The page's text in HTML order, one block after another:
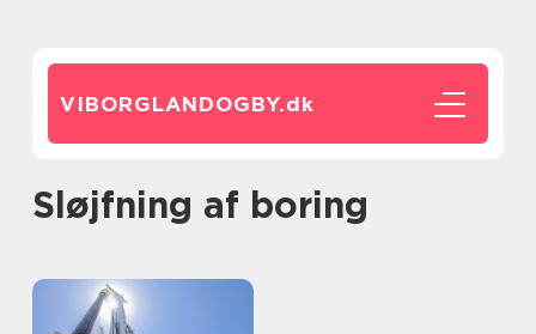
VIBORGLANDOGBY.dk
sløjfning af boring